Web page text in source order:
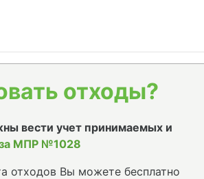
отходы?
вести учет принимаемых и
МПР №1028
отходов Вы можете бесплатно